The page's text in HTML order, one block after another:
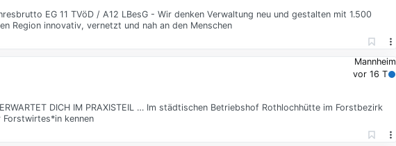
EG 11 TVöD / A12 LBesG - Wir denken Verwaltung neu und gestalten mit 1.500
Region innovativ, vernetzt und nah an den Menschen
Mannheim
vor 16 T
DICH IM PRAXISTEIL … Im städtischen Betriebshof Rothlochhütte im Forstbezirk
kennen